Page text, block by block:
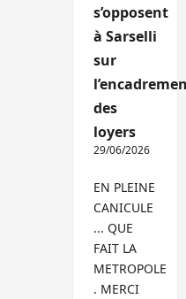
s’opposent
à Sarselli
sur
des
loyers
29/06/2026
EN PLEINE
CANICULE
... QUE
FAIT LA
METROPOLE
. MERCI